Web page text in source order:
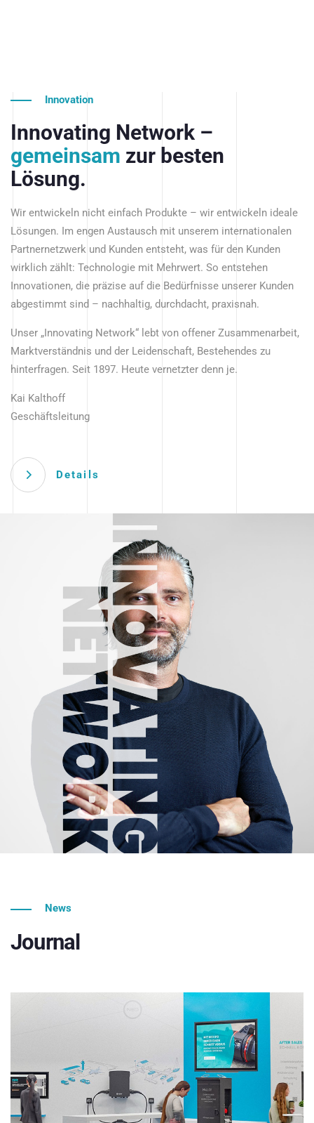
Innovation
Innovating Network –
gemeinsam zur besten
Lösung.
Wir entwickeln nicht einfach Produkte – wir entwickeln ideale
Lösungen. Im engen Austausch mit unserem internationalen
Partnernetzwerk und Kunden entsteht, was für den Kunden
wirklich zählt: Technologie mit Mehrwert. So entstehen
Innovationen, die präzise auf die Bedürfnisse unserer Kunden
abgestimmt sind – nachhaltig, durchdacht, praxisnah.
Unser „Innovating Network“ lebt von offener Zusammenarbeit,
Marktverständnis und der Leidenschaft, Bestehendes zu
hinterfragen. Seit 1897. Heute vernetzter denn je.
Kai Kalthoff
Geschäftsleitung
Details
News
Journal